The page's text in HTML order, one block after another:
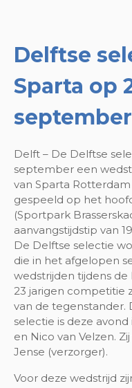
Delftse
Sparta op
september
Delft – De Delftse
september een
van Sparta
gespeeld op het
(Sportpark
aanvangstijdstip van
De Delftse selectie
die in het afgelopen
wedstrijden tijdens de
23 jarigen competitie
van de tegenstander.
selectie is deze
en Nico van Velzen.
Jense (verzorger).
Voor deze wedstrijd